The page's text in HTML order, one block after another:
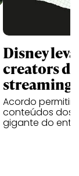
Disney
creators
streaming
Acordo
conteúdos dos
gigante do